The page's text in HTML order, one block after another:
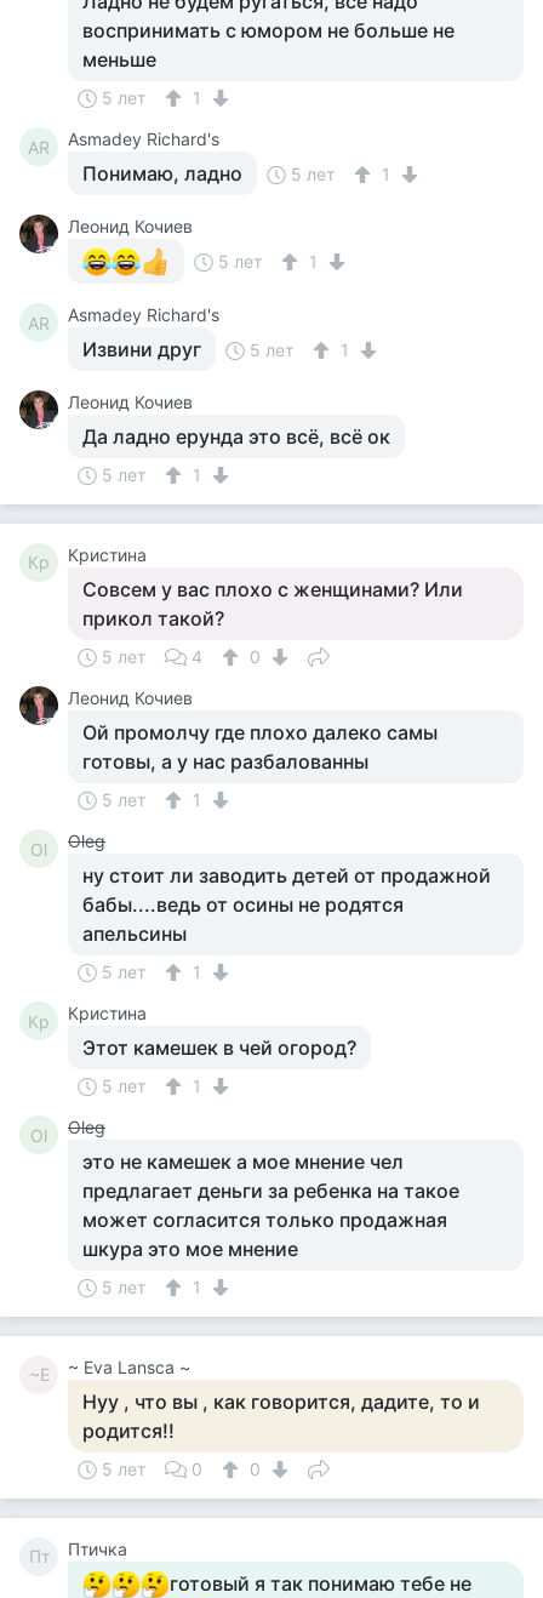
воспринимать с юмором не больше не
меньше
5 лет 1
AR Asmadey Richard's
Понимаю, ладно 5 лет 1
Леонид Кочиев
5 лет
1
AR Asmadey Richard's
Извини друг 5 лет 1
Леонид Кочиев
Да ладно ерунда это всё, всё ок
5 лет 1
Кр Кристина
Совсем у вас плохо с женщинами? Или
прикол такой?
5 лет 4
0
Леонид Кочиев
Ой промолчу где плохо далеко самы
готовы, а у нас разбалованны
5 лет 1
Ol Oleg
ну стоит ли заводить детей от продажной
бабы....ведь от осины не родятся
апельсины
5 лет 1
Кр Кристина
Этот камешек в чей огород?
5 лет 1
Ol Oleg
это не камешек а мое мнение чел
предлагает деньги за ребенка на такое
может согласится только продажная
шкура это мое мнение
5 лет 1
~E ~ Eva Lansca ~
Нуу , что вы , как говорится, дадите, то и
родится!!
5 лет 0 0
Пт Птичка
готовый я так понимаю тебе не